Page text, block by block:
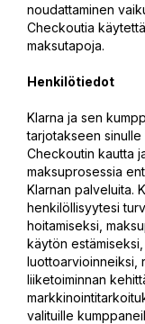
noudattaminen
Checkoutia
maksutapoja.
Henkilötiedot
Klarna ja sen
tarjotakseen sinulle
Checkoutin kautta
maksuprosessia
Klarnan palveluita.
henkilöllisyytesi
hoitamiseksi,
käytön
luottoarvioinneiksi,
liiketoiminnan
valituille